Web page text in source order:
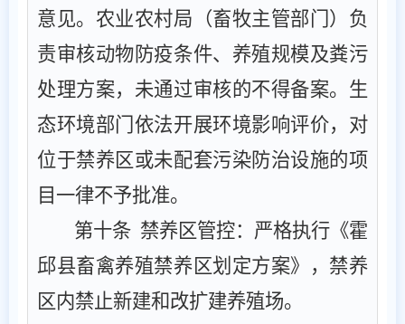
意见。 农业农村局（畜牧主管部门 ） 负
责审核动物防疫条件、养殖规模及粪污
处理方案，未通过审核的不得备案。生
态环境部门依法开展环境影响评价，对
位于禁养区或未配套污染防治设施的项
目一律不予批准。
第十条 ‌ ‌禁养区管控‌：严格执行《霍
邱县畜禽养殖禁养区划定方案》， 禁养
区内禁止新建和改扩建养殖场。